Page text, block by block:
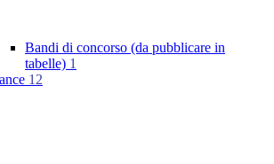
Bandi di concorso (da pubblicare in
tabelle) 1
12